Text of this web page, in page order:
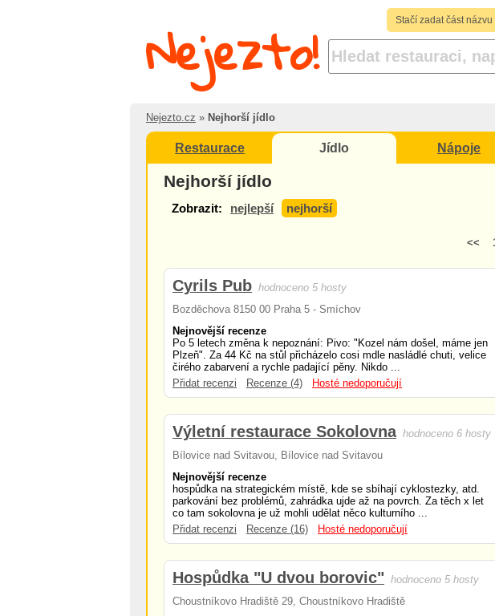
Stačí zadat část
Nejezto!
Nejezto.cz » Nejhorší jídlo
Restaurace Jídlo Nápoje
Nejhorší jídlo
Zobrazit: nejlepší nejhorší
<<
Cyrils Pub hodnoceno 5 hosty
Bozděchova 8150 00 Praha 5 - Smíchov
Nejnovější recenze
Po 5 letech změna k nepoznání: Pivo: "Kozel nám došel, máme jen
Plzeň". Za 44 Kč na stůl přicházelo cosi mdle nasládlé chuti, velice
čirého zabarvení a rychle padající pěny. Nikdo ...
Přidat recenzi
Recenze (4) Hosté nedoporučují
Výletní restaurace Sokolovna hodnoceno 6 hosty
Bílovice nad Svitavou, Bílovice nad Svitavou
Nejnovější recenze
hospůdka na strategickém místě, kde se sbíhají cyklostezky, atd.
parkování bez problémů, zahrádka ujde až na povrch. Za těch x let
co tam sokolovna je už mohli udělat něco kulturního ...
Přidat recenzi
Recenze (16) Hosté nedoporučují
Hospůdka "U dvou borovic" hodnoceno 5 hosty
Choustníkovo Hradiště 29, Choustníkovo Hradiště